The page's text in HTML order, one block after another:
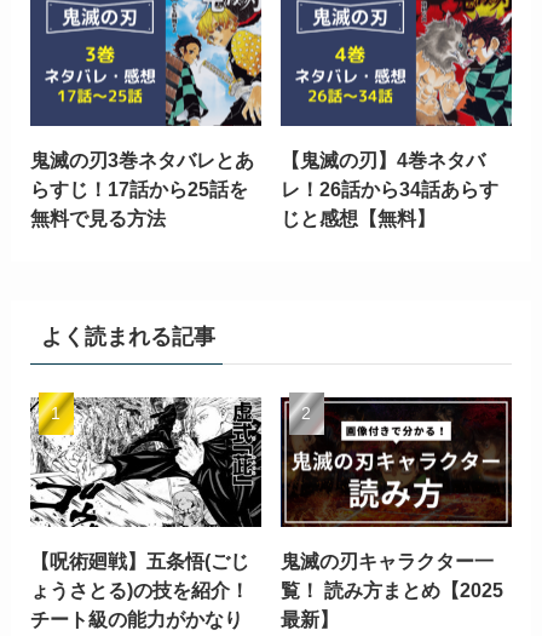
鬼滅の刃3巻ネタバレとあ
らすじ！17話から25話を
無料で見る方法
【鬼滅の刃】4巻ネタバ
レ！26話から34話あらす
じと感想【無料】
よく読まれる記事
【呪術廻戦】五条悟(ごじ
ょうさとる)の技を紹介！
チート級の能力がかなり
鬼滅の刃キャラクター一
覧！ 読み方まとめ【2025
最新】